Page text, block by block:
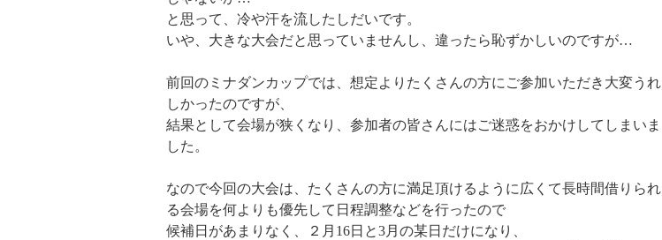
と思って、冷や汗を流したしだいです。
いや、大きな大会だと思っていませんし、違ったら恥ずかしいのですが…
前回のミナダンカップでは、想定よりたくさんの方にご参加いただき大変うれ
しかったのですが、
結果として会場が狭くなり、参加者の皆さんにはご迷惑をおかけしてしまいま
した。
なので今回の大会は、たくさんの方に満足頂けるように広くて長時間借りられ
る会場を何よりも優先して日程調整などを行ったので
候補日があまりなく、２月16日と3月の某日だけになり、